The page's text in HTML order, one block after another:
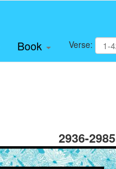
Book Verse:
2936-2985